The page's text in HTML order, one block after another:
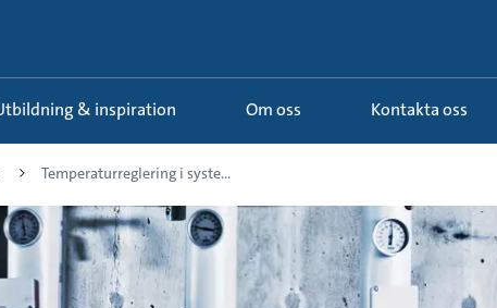
Utbildning & inspiration Om oss Kontakta oss
Temperaturreglering i syste...